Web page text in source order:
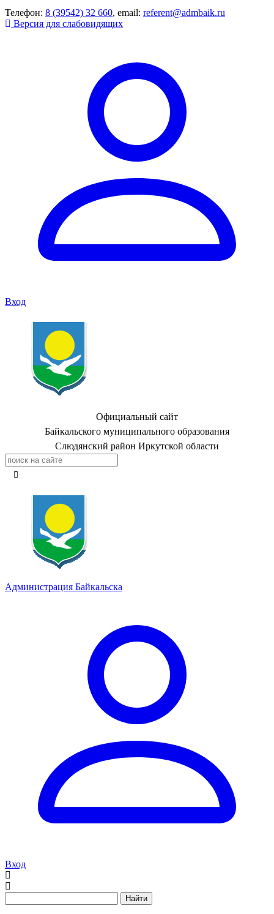
Телефон: 8 (39542) 32 660, email: referent@admbaik.ru
Версия для слабовидящих
Вход
Официальный сайт
Байкальского муниципального образования
Слюдянский район Иркутской области
Администрация Байкальска
Вход
Найти